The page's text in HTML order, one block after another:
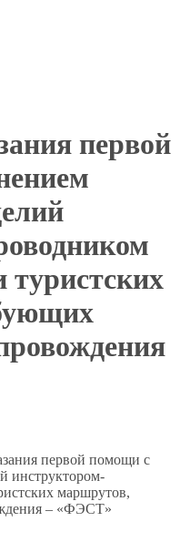
первой
туристских
первой помощи с
инструктором-
маршрутов,
– «ФЭСТ»